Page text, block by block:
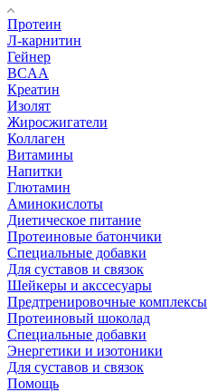
Протеин
Л-карнитин
Гейнер
BCAA
Креатин
Изолят
Жиросжигатели
Коллаген
Витамины
Напитки
Глютамин
Аминокислоты
Диетическое питание
Протеиновые батончики
Специальные добавки
Для суставов и связок
Шейкеры и акссесуары
Предтренировочные комплексы
Протеиновый шоколад
Специальные добавки
Энергетики и изотоники
Для суставов и связок
Помощь